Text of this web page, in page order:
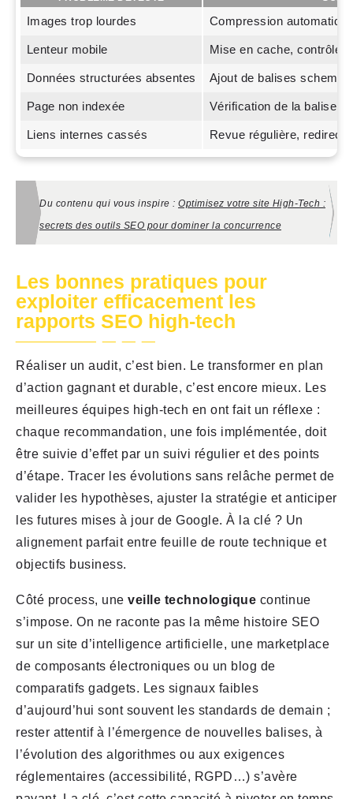
Images trop lourdes Compression
Lenteur mobile Mise en cache, contrôle
Données structurées absentes Ajout de balises
Page non indexée Vérification de la balise
Liens internes cassés Revue régulière,
Du contenu qui vous inspire : Optimisez votre site High-Tech :
secrets des outils SEO pour dominer la concurrence
Les bonnes pratiques pour
exploiter efficacement les
rapports SEO high-tech
Réaliser un audit, c’est bien. Le transformer en plan
d’action gagnant et durable, c’est encore mieux. Les
meilleures équipes high-tech en ont fait un réflexe :
chaque recommandation, une fois implémentée, doit
être suivie d’effet par un suivi régulier et des points
d’étape. Tracer les évolutions sans relâche permet de
valider les hypothèses, ajuster la stratégie et anticiper
les futures mises à jour de Google. À la clé ? Un
alignement parfait entre feuille de route technique et
objectifs business.
Côté process, une veille technologique continue
s’impose. On ne raconte pas la même histoire SEO
sur un site d’intelligence artificielle, une marketplace
de composants électroniques ou un blog de
comparatifs gadgets. Les signaux faibles
d’aujourd’hui sont souvent les standards de demain ;
rester attentif à l’émergence de nouvelles balises, à
l’évolution des algorithmes ou aux exigences
réglementaires (accessibilité, RGPD…) s’avère